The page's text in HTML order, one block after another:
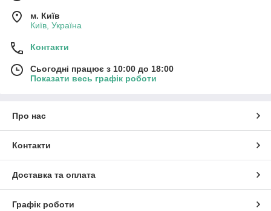
м. Київ
Київ, Україна
Контакти
Сьогодні працює з 10:00 до 18:00
Показати весь графік роботи
Про нас
Контакти
Доставка та оплата
Графік роботи